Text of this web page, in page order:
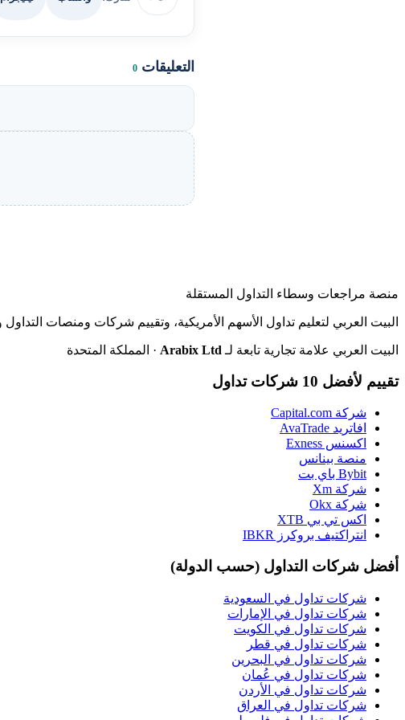
التعليقات 0
منصة مراجعات وسطاء التداول المستقلة
البيت العربي لتعليم تداول الأسهم الأمريكية، وتقييم شركات ومنصات
البيت العربي علامة تجارية تابعة لـ Arabix Ltd · المملكة المتحدة
تقييم لأفضل 10 شركات تداول
شركة Capital.com
افاتريد AvaTrade
اكسنس Exness
منصة بينانس
Bybit باي بت
شركة Xm
شركة Okx
اكس تي بي XTB
انتراكتيف بروكرز IBKR
أفضل شركات التداول (حسب الدولة)
شركات تداول في السعودية
شركات تداول في الإمارات
شركات تداول في الكويت
شركات تداول في قطر
شركات تداول في البحرين
شركات تداول في عُمان
شركات تداول في الأردن
شركات تداول في العراق